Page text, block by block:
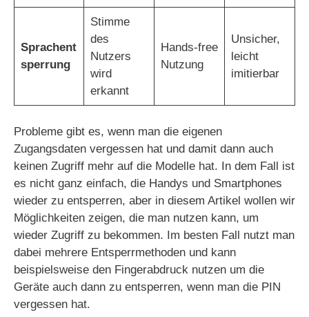
Sprachent
sperrung
Stimme
des
Nutzers
wird
erkannt
Hands-free
Nutzung
Unsicher,
leicht
imitierbar
Probleme gibt es, wenn man die eigenen
Zugangsdaten vergessen hat und damit dann auch
keinen Zugriff mehr auf die Modelle hat. In dem Fall ist
es nicht ganz einfach, die Handys und Smartphones
wieder zu entsperren, aber in diesem Artikel wollen wir
Möglichkeiten zeigen, die man nutzen kann, um
wieder Zugriff zu bekommen. Im besten Fall nutzt man
dabei mehrere Entsperrmethoden und kann
beispielsweise den Fingerabdruck nutzen um die
Geräte auch dann zu entsperren, wenn man die PIN
vergessen hat.